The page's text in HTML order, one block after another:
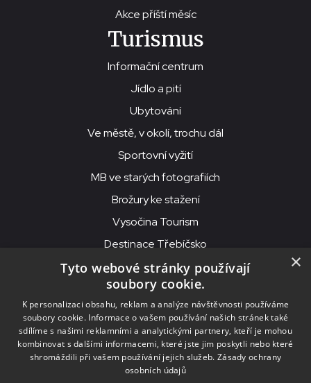
Akce příští měsíc
Turismus
Informační centrum
Jídlo a pití
Ubytování
Ve městě, v okolí, trochu dál
Sportovní vyžití
MB ve starých fotografiích
Brožury ke stažení
Vysočina Tourism
Destinace Třebíčsko
© 2026MKS Beseda Mor. Budějovice
MKS Beseda, příspěvková organizace, Purcnerova 62, 676 02
Moravské Budějovice
IČO: 00091758, DIČ: CZ00091758, ID datové schránky: chjn2kd
×
Tyto webové stránky používají
soubory cookie.
K personalizaci obsahu, reklam a analýze návštěvnosti používáme
soubory cookie. Informace o vašem používání našich stránek také
sdílíme s našimi reklamními a analytickými partnery, kteří je mohou
kombinovat s dalšími informacemi, které jste jim poskytli nebo které
shromáždili při vašem používání jejich služeb. Zásady ochrany
osobních údajů